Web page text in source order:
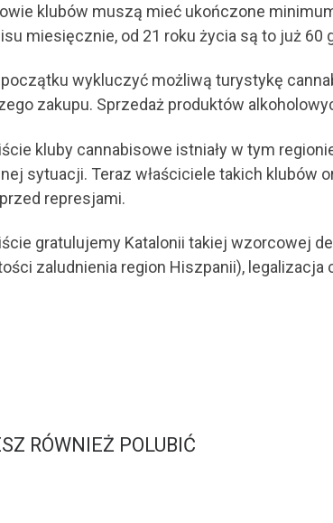
klubów muszą mieć ukończone
miesięcznie, od 21 roku życia są to już 60
wykluczyć możliwą turystykę
zakupu. Sprzedaż produktów
kluby cannabisowe istniały w tym
sytuacji. Teraz właściciele takich klubów
represjami.
gratulujemy Katalonii takiej wzorcowej
zaludnienia region Hiszpanii),
RÓWNIEŻ POLUBIĆ